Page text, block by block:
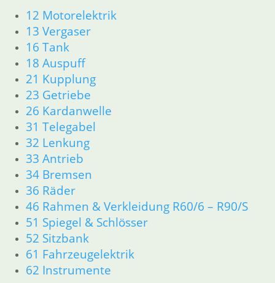
12 Motorelektrik
13 Vergaser
16 Tank
18 Auspuff
21 Kupplung
23 Getriebe
26 Kardanwelle
31 Telegabel
32 Lenkung
33 Antrieb
34 Bremsen
36 Räder
46 Rahmen & Verkleidung R60/6 – R90/S
51 Spiegel & Schlösser
52 Sitzbank
61 Fahrzeugelektrik
62 Instrumente
zzgl.Versandkosten
In den Warenkorb
Schelle 47 – 54
3,90€
Artikelnummer: 9952121
inkl. MwSt.
zzgl. Versandkosten
In den Warenkorb
Düsennadel / Nadel für
Gasschieber
7,80€
Artikelnummer: 1255840
inkl. MwSt.
zzgl. Versandkosten